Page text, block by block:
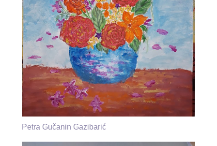
Petra Gučanin Gazibarić